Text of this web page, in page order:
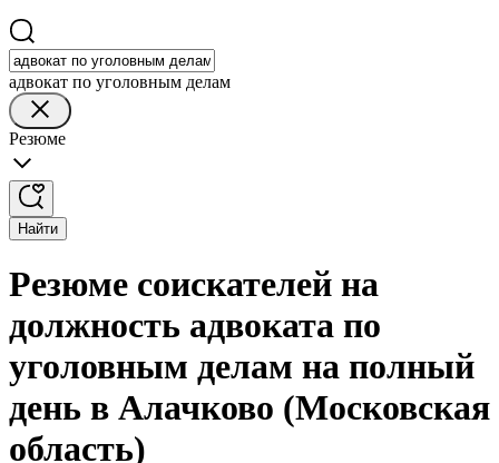
адвокат по уголовным делам
Резюме
Найти
Резюме соискателей на
должность адвоката по
уголовным делам на полный
день в Алачково (Московская
область)